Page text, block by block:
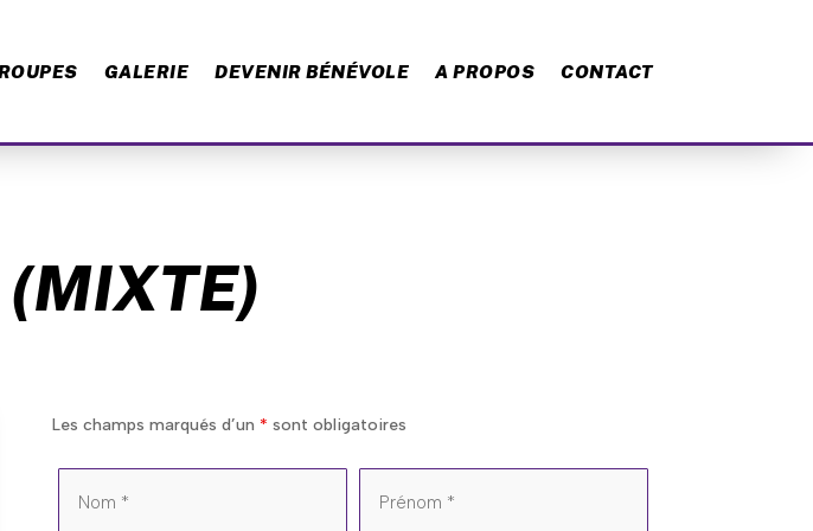
GALERIE DEVENIR BÉNÉVOLE A PROPOS CONTACT
Les champs marqués d’un * sont obligatoires